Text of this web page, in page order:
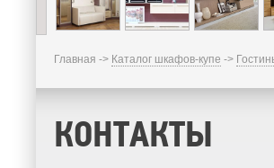
Главная -> Каталог шкафов-купе ->
КОНТАКТЫ